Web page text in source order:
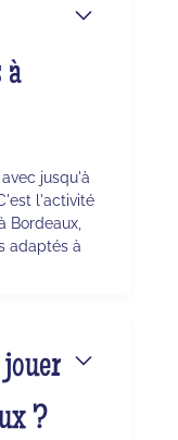
à
jusqu'à
l'activité
Bordeaux,
adaptés à
?